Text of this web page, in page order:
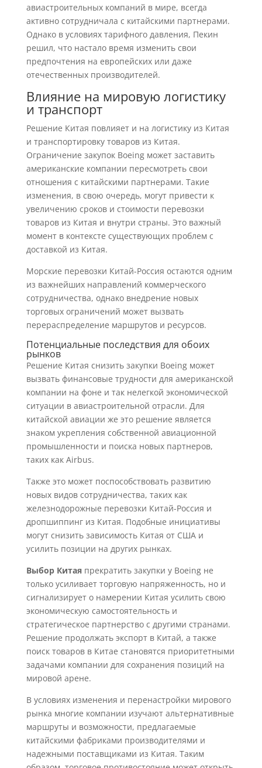
авиастроительных компаний в мире, всегда
активно сотрудничала с китайскими партнерами.
Однако в условиях тарифного давления, Пекин
решил, что настало время изменить свои
предпочтения на европейских или даже
отечественных производителей.
Влияние на мировую логистику
и транспорт
Решение Китая повлияет и на логистику из Китая
и транспортировку товаров из Китая.
Ограничение закупок Boeing может заставить
американские компании пересмотреть свои
отношения с китайскими партнерами. Такие
изменения, в свою очередь, могут привести к
увеличению сроков и стоимости перевозки
товаров из Китая и внутри страны. Это важный
момент в контексте существующих проблем с
доставкой из Китая.
Морские перевозки Китай-Россия остаются одним
из важнейших направлений коммерческого
сотрудничества, однако внедрение новых
торговых ограничений может вызвать
перераспределение маршрутов и ресурсов.
Потенциальные последствия для обоих
рынков
Решение Китая снизить закупки Boeing может
вызвать финансовые трудности для американской
компании на фоне и так нелегкой экономической
ситуации в авиастроительной отрасли. Для
китайской авиации же это решение является
знаком укрепления собственной авиационной
промышленности и поиска новых партнеров,
таких как Airbus.
Также это может поспособствовать развитию
новых видов сотрудничества, таких как
железнодорожные перевозки Китай-Россия и
дропшиппинг из Китая. Подобные инициативы
могут снизить зависимость Китая от США и
усилить позиции на других рынках.
Выбор Китаяпрекратить закупки у Boeing не
только усиливает торговую напряженность, но и
сигнализирует о намерении Китая усилить свою
экономическую самостоятельность и
стратегическое партнерство с другими странами.
Решение продолжать экспорт в Китай, а также
поиск товаров в Китае становятся приоритетными
задачами компании для сохранения позиций на
мировой арене.
В условиях изменения и перенастройки мирового
рынка многие компании изучают альтернативные
маршруты и возможности, предлагаемые
китайскими фабриками производителями и
надежными поставщиками из Китая. Таким